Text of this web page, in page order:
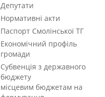
Депутати
Нормативні акти
Паспорт Смолінської ТГ
Економічний профіль
громади
Субвенція з державного
бюджету
місцевим бюджетам на